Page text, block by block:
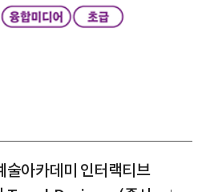
아카데미 인터랙티브